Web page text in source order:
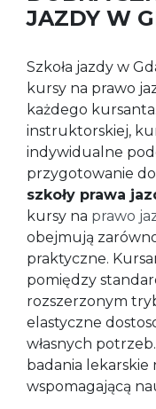
JAZDY W
Szkoła jazdy w
kursy na prawo
każdego
instruktorskiej,
indywidualne
przygotowanie
szkoły prawa
kursy na prawo
obejmują
praktyczne.
pomiędzy
rozszerzonym
elastyczne
własnych
badania lekarskie
wspomagającą